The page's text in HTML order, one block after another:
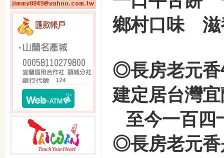
鄉村口味
◎長房老元香
建定居台灣
至今一百四
◎長房老元香